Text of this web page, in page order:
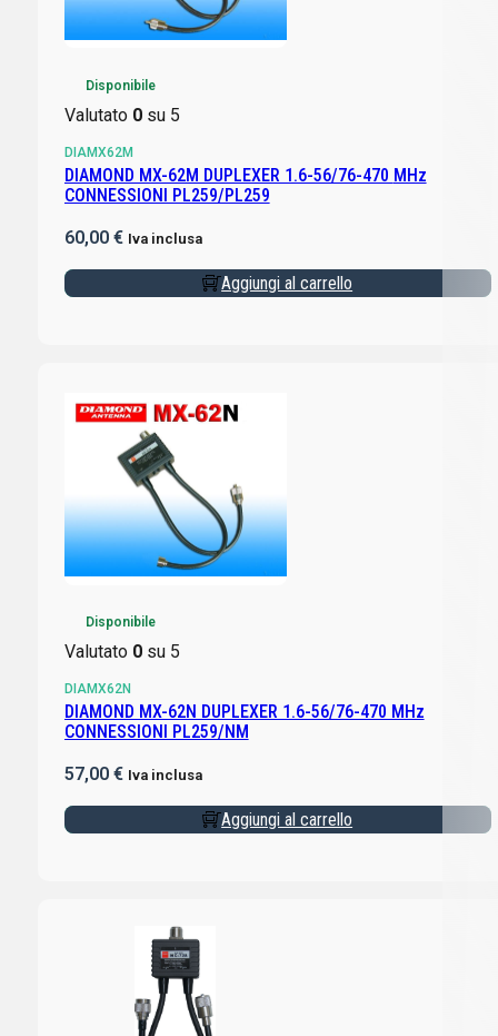
Disponibile
Valutato 0su 5
DIAMX62M
DIAMOND MX-62M DUPLEXER 1.6-56/76-470 MHz
CONNESSIONI PL259/PL259
60,00 € Iva inclusa
Aggiungi al carrello
Disponibile
Valutato 0su 5
DIAMX62N
DIAMOND MX-62N DUPLEXER 1.6-56/76-470 MHz
CONNESSIONI PL259/NM
57,00 € Iva inclusa
Aggiungi al carrello